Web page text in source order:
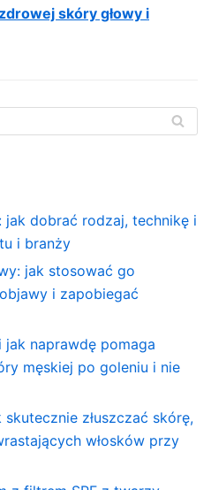
skóry głowy i
jak dobrać rodzaj, technikę i
i branży
jak stosować go
i zapobiegać
naprawdę pomaga
męskiej po goleniu i nie
złuszczać skórę,
włosków przy